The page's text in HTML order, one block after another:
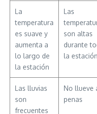
La
temperatura
es suave y
aumenta a
lo largo de
la estación
Las
son altas
durante
la estación
Las lluvias
son
frecuentes
No llueve
penas